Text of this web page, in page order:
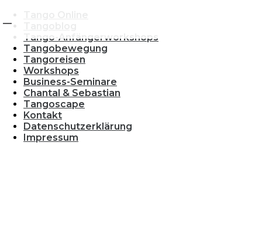
Tango-Anfängerworkshops
Tangobewegung
Tangoreisen
Workshops
Business-Seminare
Chantal & Sebastian
Tangoscape
Kontakt
Datenschutzerklärung
Impressum